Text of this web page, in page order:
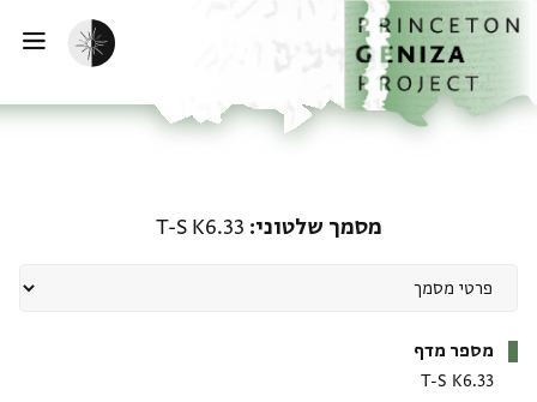
לתוכןהבית
הפעלת מצב כהה
מסמך שלטוני T-S K6.33
מספר מדף
T-S K6.33